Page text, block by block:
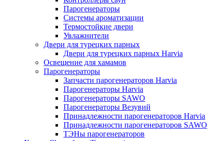
Парогенераторы
Системы ароматизации
Термостойкие двери
Увлажнители
Двери для турецких парных
Двери для турецких парных Harvia
Освещение для хамамов
Парогенераторы
Запчасти парогенераторов Harvia
Парогенераторы Harvia
Парогенераторы SAWO
Парогенераторы Везувий
Принадлежности парогенераторов Harvia
Принадлежности парогенераторов SAWO
ТЭНы парогенераторов